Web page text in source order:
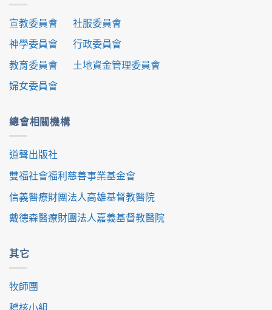
宣教委員會
神學委員會
教育委員會
婦女委員會
社服委員會
行政委員會
土地資金管理委員會
總會相關機構
道聲出版社
雙福社會福利慈善事業基金會
信義醫療財團法人高雄基督教醫院
戴德森醫療財團法人嘉義基督教醫院
其它
牧師團
稽核小組